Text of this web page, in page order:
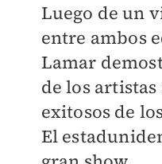
Luego de un
entre ambos
Lamar
de los
exitosos de
El